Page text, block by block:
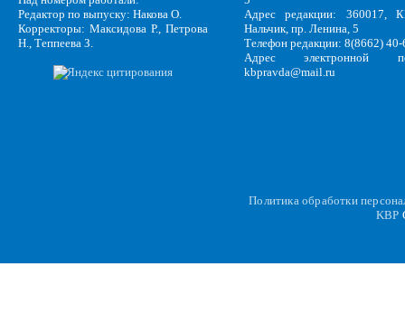
Редактор по выпуску: Накова О.
Корректоры: Максидова Р., Петрова
Н., Теппеева З.
Адрес редакции: 360017,
Нальчик, пр. Ленина, 5
Телефон редакции: 8(8662)
Адрес электронной
kbpravda@mail.ru
Политика обработки
KBP